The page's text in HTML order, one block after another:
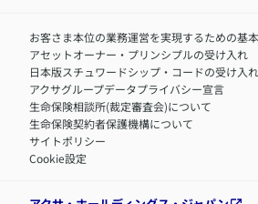
お客さま本位の業務運営を実現するための基
アセットオーナー・プリンシプルの受け入れ
日本版スチュワードシップ・コードの受け入れ
アクサグループデータプライバシー宣言
生命保険相談所(裁定審査会)について
生命保険契約者保護機構について
サイトポリシー
Cookie設定